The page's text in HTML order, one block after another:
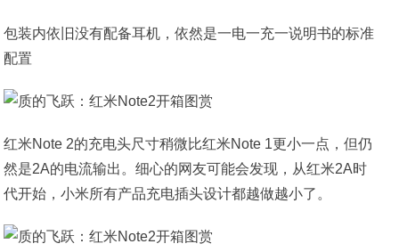
包装内依旧没有配备耳机，依然是一电一充一说明书的标准
配置
红米Note 2的充电头尺寸稍微比红米Note 1更小一点，但仍
然是2A的电流输出。细心的网友可能会发现，从红米2A时
代开始，小米所有产品充电插头设计都越做越小了。